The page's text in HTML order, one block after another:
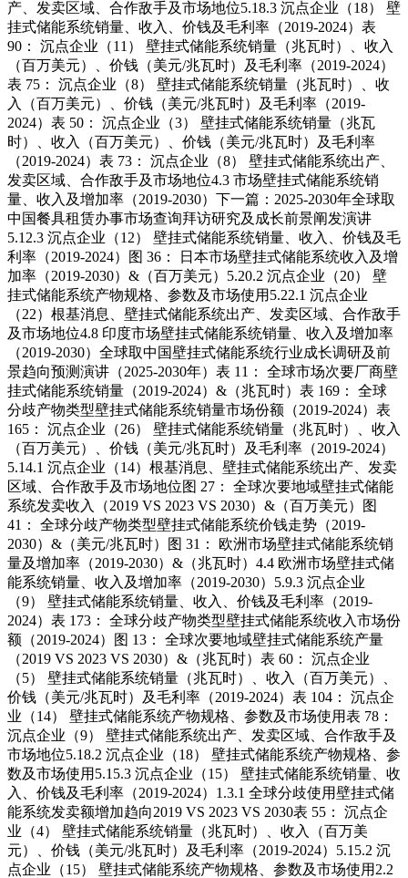
产、发卖区域、合作敌手及市场地位5.18.3 沉点企业（18） 壁
挂式储能系统销量、收入、价钱及毛利率（2019-2024）表
90： 沉点企业（11） 壁挂式储能系统销量（兆瓦时）、收入
（百万美元）、价钱（美元/兆瓦时）及毛利率（2019-2024）
表 75： 沉点企业（8） 壁挂式储能系统销量（兆瓦时）、收
入（百万美元）、价钱（美元/兆瓦时）及毛利率（2019-
2024）表 50： 沉点企业（3） 壁挂式储能系统销量（兆瓦
时）、收入（百万美元）、价钱（美元/兆瓦时）及毛利率
（2019-2024）表 73： 沉点企业（8） 壁挂式储能系统出产、
发卖区域、合作敌手及市场地位4.3 市场壁挂式储能系统销
量、收入及增加率（2019-2030）下一篇：2025-2030年全球取
中国餐具租赁办事市场查询拜访研究及成长前景阐发演讲
5.12.3 沉点企业（12） 壁挂式储能系统销量、收入、价钱及毛
利率（2019-2024）图 36： 日本市场壁挂式储能系统收入及增
加率（2019-2030）&（百万美元）5.20.2 沉点企业（20） 壁
挂式储能系统产物规格、参数及市场使用5.22.1 沉点企业
（22）根基消息、壁挂式储能系统出产、发卖区域、合作敌手
及市场地位4.8 印度市场壁挂式储能系统销量、收入及增加率
（2019-2030）全球取中国壁挂式储能系统行业成长调研及前
景趋向预测演讲（2025-2030年）表 11： 全球市场次要厂商壁
挂式储能系统销量（2019-2024）&（兆瓦时）表 169： 全球
分歧产物类型壁挂式储能系统销量市场份额（2019-2024）表
165： 沉点企业（26） 壁挂式储能系统销量（兆瓦时）、收入
（百万美元）、价钱（美元/兆瓦时）及毛利率（2019-2024）
5.14.1 沉点企业（14）根基消息、壁挂式储能系统出产、发卖
区域、合作敌手及市场地位图 27： 全球次要地域壁挂式储能
系统发卖收入（2019 VS 2023 VS 2030）&（百万美元）图
41： 全球分歧产物类型壁挂式储能系统价钱走势（2019-
2030）&（美元/兆瓦时）图 31： 欧洲市场壁挂式储能系统销
量及增加率（2019-2030）&（兆瓦时）4.4 欧洲市场壁挂式储
能系统销量、收入及增加率（2019-2030）5.9.3 沉点企业
（9） 壁挂式储能系统销量、收入、价钱及毛利率（2019-
2024）表 173： 全球分歧产物类型壁挂式储能系统收入市场份
额（2019-2024）图 13： 全球次要地域壁挂式储能系统产量
（2019 VS 2023 VS 2030）&（兆瓦时）表 60： 沉点企业
（5） 壁挂式储能系统销量（兆瓦时）、收入（百万美元）、
价钱（美元/兆瓦时）及毛利率（2019-2024）表 104： 沉点企
业（14） 壁挂式储能系统产物规格、参数及市场使用表 78：
沉点企业（9） 壁挂式储能系统出产、发卖区域、合作敌手及
市场地位5.18.2 沉点企业（18） 壁挂式储能系统产物规格、参
数及市场使用5.15.3 沉点企业（15） 壁挂式储能系统销量、收
入、价钱及毛利率（2019-2024）1.3.1 全球分歧使用壁挂式储
能系统发卖额增加趋向2019 VS 2023 VS 2030表 55： 沉点企
业（4） 壁挂式储能系统销量（兆瓦时）、收入（百万美
元）、价钱（美元/兆瓦时）及毛利率（2019-2024）5.15.2 沉
点企业（15） 壁挂式储能系统产物规格、参数及市场使用2.2